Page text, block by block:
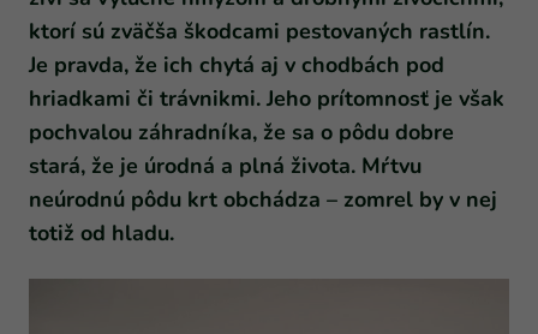
ktorí sú zväčša škodcami pestovaných rastlín.
Je pravda, že ich chytá aj v chodbách pod
hriadkami či trávnikmi. Jeho prítomnosť je však
pochvalou záhradníka, že sa o pôdu dobre
stará, že je úrodná a plná života. Mŕtvu
neúrodnú pôdu krt obchádza – zomrel by v nej
totiž od hladu.